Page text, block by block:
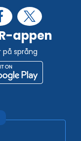
appen
på språng